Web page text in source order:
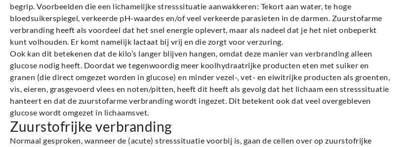
begrip. Voorbeelden die een lichamelijke stresssituatie aanwakkeren: Tekort aan water, te hoge
bloedsuikerspiegel, verkeerde pH-waardes en/of veel verkeerde parasieten in de darmen. Zuurstofarme
verbranding heeft als voordeel dat het snel energie oplevert, maar als nadeel dat je het niet onbeperkt
kunt volhouden. Er komt namelijk lactaat bij vrij en die zorgt voor verzuring.
Ook kan dit betekenen dat de kilo’s langer blijven hangen, omdat deze manier van verbranding alleen
glucose nodig heeft. Doordat we tegenwoordig meer koolhydraatrijke producten eten met suiker en
granen (die direct omgezet worden in glucose) en minder vezel-, vet- en eiwitrijke producten als groenten,
vis, eieren, grasgevoerd vlees en noten/pitten, heeft dit heeft als gevolg dat het lichaam een stresssituatie
hanteert en dat de zuurstofarme verbranding wordt ingezet. Dit betekent ook dat veel overgebleven
glucose wordt omgezet in lichaamsvet.
Zuurstofrijke verbranding
Normaal gesproken, wanneer de (acute) stresssituatie voorbij is, gaan de cellen over op zuurstofrijke